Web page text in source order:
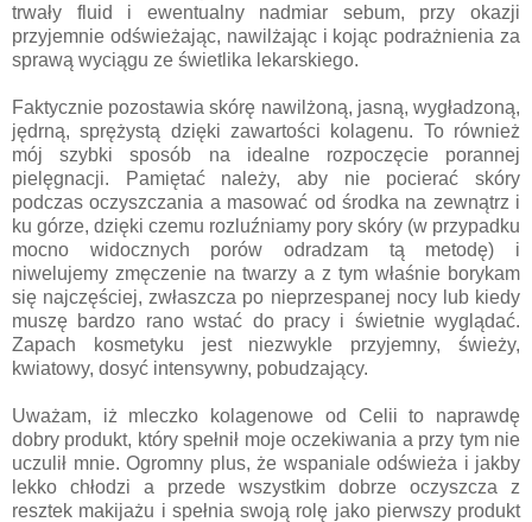
trwały fluid i ewentualny nadmiar sebum, przy okazji
przyjemnie odświeżając, nawilżając i kojąc podrażnienia za
sprawą wyciągu ze świetlika lekarskiego.
Faktycznie pozostawia skórę nawilżoną, jasną, wygładzoną,
jędrną, sprężystą dzięki zawartości kolagenu. To również
mój szybki sposób na idealne rozpoczęcie porannej
pielęgnacji. Pamiętać należy, aby nie pocierać skóry
podczas oczyszczania a masować od środka na zewnątrz i
ku górze, dzięki czemu rozluźniamy pory skóry (w przypadku
mocno widocznych porów odradzam tą metodę) i
niwelujemy zmęczenie na twarzy a z tym właśnie borykam
się najczęściej, zwłaszcza po nieprzespanej nocy lub kiedy
muszę bardzo rano wstać do pracy i świetnie wyglądać.
Zapach kosmetyku jest niezwykle przyjemny, świeży,
kwiatowy, dosyć intensywny, pobudzający.
Uważam, iż mleczko kolagenowe od Celii to naprawdę
dobry produkt, który spełnił moje oczekiwania a przy tym nie
uczulił mnie. Ogromny plus, że wspaniale odświeża i jakby
lekko chłodzi a przede wszystkim dobrze oczyszcza z
resztek makijażu i spełnia swoją rolę jako pierwszy produkt